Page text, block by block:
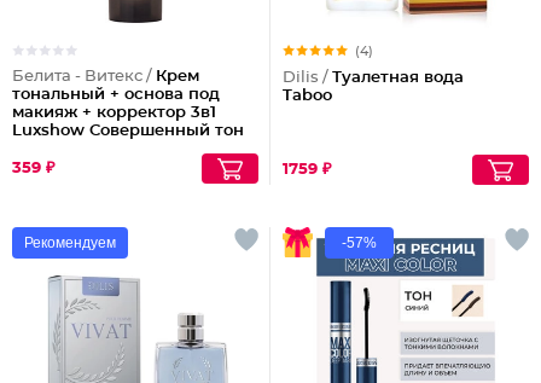
Белита - Витекс / Крем
тональный + основа под
макияж + корректор 3в1
Luxshow Совершенный тон
359 ₽
(4)
Dilis / Туалетная вода
Taboo
1759 ₽
Рекомендуем -57%